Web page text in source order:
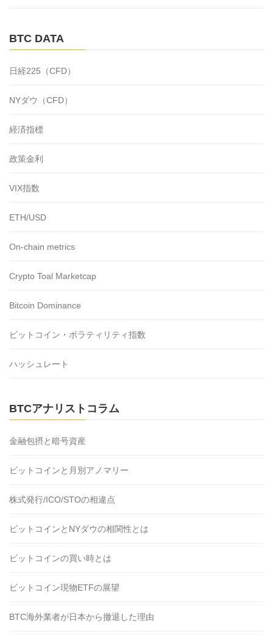
BTC DATA
日経225（CFD）
NYダウ（CFD）
経済指標
政策金利
VIX指数
ETH/USD
On-chain metrics
Crypto Toal Marketcap
Bitcoin Dominance
ビットコイン・ボラティリティ指数
ハッシュレート
BTCアナリストコラム
金融包摂と暗号資産
ビットコインと月別アノマリー
株式発行/ICO/STOの相違点
ビットコインとNYダウの相関性とは
ビットコインの買い時とは
ビットコイン現物ETFの展望
BTC海外業者が日本から撤退した理由